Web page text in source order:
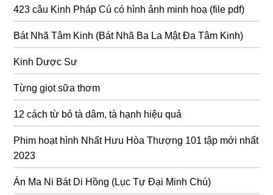
423 câu Kinh Pháp Cú có hình ảnh minh hoạ (file pdf)
Bát Nhã Tâm Kinh (Bát Nhã Ba La Mật Đa Tâm Kinh)
Kinh Dược Sư
Từng giọt sữa thơm
12 cách từ bỏ tà dâm, tà hạnh hiệu quả
Phim hoạt hình Nhất Hưu Hòa Thượng 101 tập mới nhất
2023
Án Ma Ni Bát Di Hồng (Lục Tự Đại Minh Chú)